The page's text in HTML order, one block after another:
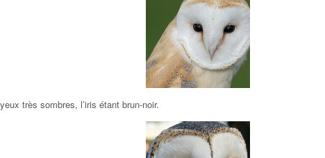
très sombres, l’iris étant brun-noir.